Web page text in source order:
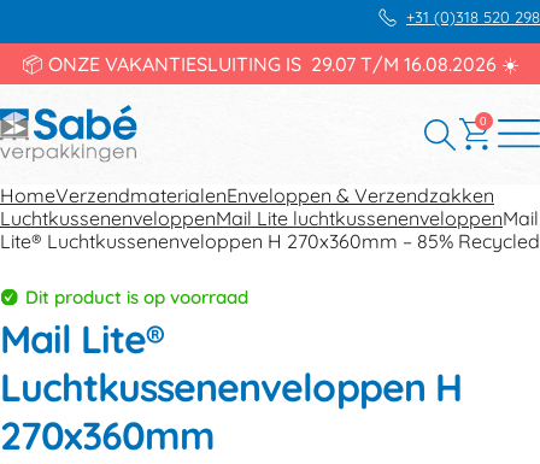
+31 (0)318 520 298
📦 ONZE VAKANTIESLUITING IS 29.07 T/M 16.08.2026 ☀️
0
HomeVerzendmaterialenEnveloppen & Verzendzakken
LuchtkussenenveloppenMail Lite luchtkussenenveloppenMail
Lite® Luchtkussenenveloppen H 270x360mm – 85% Recycled
Dit product is op voorraad
Mail Lite®
Luchtkussenenveloppen H
270x360mm